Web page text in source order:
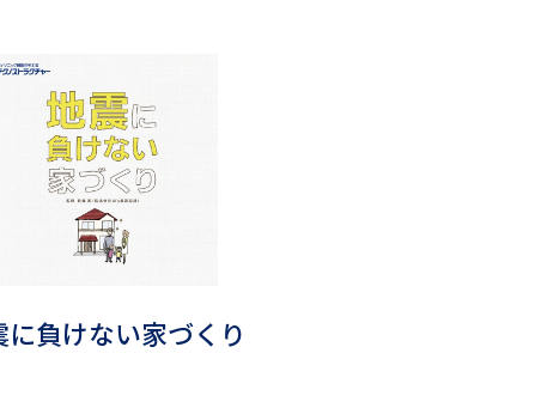
に負けない家づくり